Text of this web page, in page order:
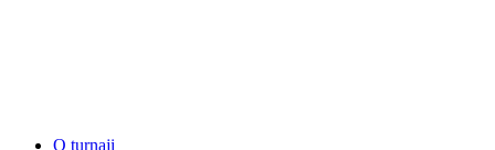
O turnaji